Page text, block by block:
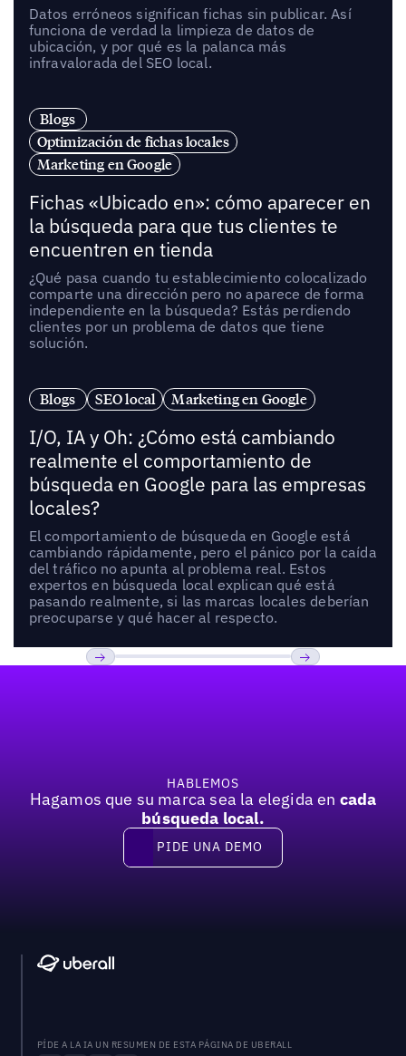
Datos erróneos significan fichas sin publicar. Así
funciona de verdad la limpieza de datos de
ubicación, y por qué es la palanca más
infravalorada del SEO local.
Blogs
Optimización de fichas locales
Marketing en Google
Fichas «Ubicado en»: cómo aparecer en
la búsqueda para que tus clientes te
encuentren en tienda
¿Qué pasa cuando tu establecimiento colocalizado
comparte una dirección pero no aparece de forma
independiente en la búsqueda? Estás perdiendo
clientes por un problema de datos que tiene
solución.
Blogs SEO local Marketing en Google
I/O, IA y Oh: ¿Cómo está cambiando
realmente el comportamiento de
búsqueda en Google para las empresas
locales?
El comportamiento de búsqueda en Google está
cambiando rápidamente, pero el pánico por la caída
del tráfico no apunta al problema real. Estos
expertos en búsqueda local explican qué está
pasando realmente, si las marcas locales deberían
preocuparse y qué hacer al respecto.
HABLEMOS
Hagamos que su marca sea la elegida en cada
búsqueda local.
Pide una demo
PIDE UNA DEMO
PÍDE A LA IA UN RESUMEN DE ESTA PÁGINA DE UBERALL